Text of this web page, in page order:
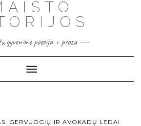
gyvenimo poezija + proza
Toggle
Navigation
GERVUOGIŲ IR AVOKADŲ LEDAI